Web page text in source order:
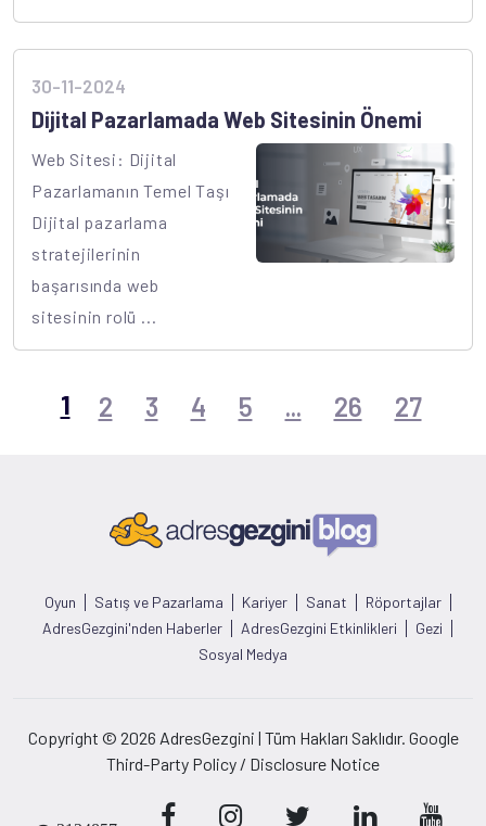
30-11-2024
Dijital Pazarlamada Web Sitesinin Önemi
Web Sitesi: Dijital
Pazarlamanın Temel Taşı
Dijital pazarlama
stratejilerinin
başarısında web
sitesinin rolü ...
1 2 3 4 5 ... 26 27
Oyun Satış ve Pazarlama Kariyer Sanat
Röportajlar
AdresGezgini'nden Haberler
AdresGezgini Etkinlikleri
Gezi
Sosyal Medya
Copyright © 2026 AdresGezgini | Tüm Hakları Saklıdır. Google
Third-Party Policy / Disclosure Notice